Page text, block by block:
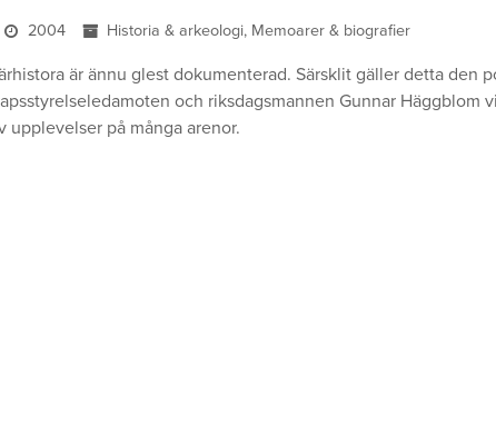
2004 Historia & arkeologi, Memoarer & biografier
är ännu glest dokumenterad. Särsklit gäller detta den
och riksdagsmannen Gunnar Häggblom
upplevelser på många arenor.